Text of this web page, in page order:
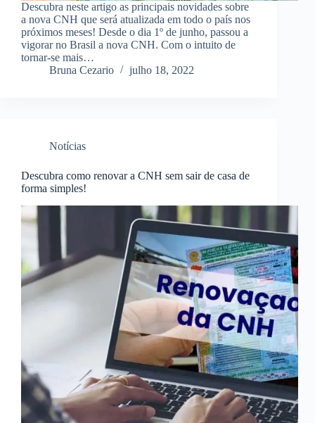
Descubra neste artigo as principais novidades sobre
a nova CNH que será atualizada em todo o país nos
próximos meses! Desde o dia 1º de junho, passou a
vigorar no Brasil a nova CNH. Com o intuito de
tornar-se mais…
Bruna Cezario
julho 18, 2022
Notícias
Descubra como renovar a CNH sem sair de casa de
forma simples!